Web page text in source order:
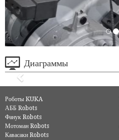
Диаграммы
Роботы KUKA
АББ Robots
Фанук Robots
Мотоман Robots
Кавасаки Robots